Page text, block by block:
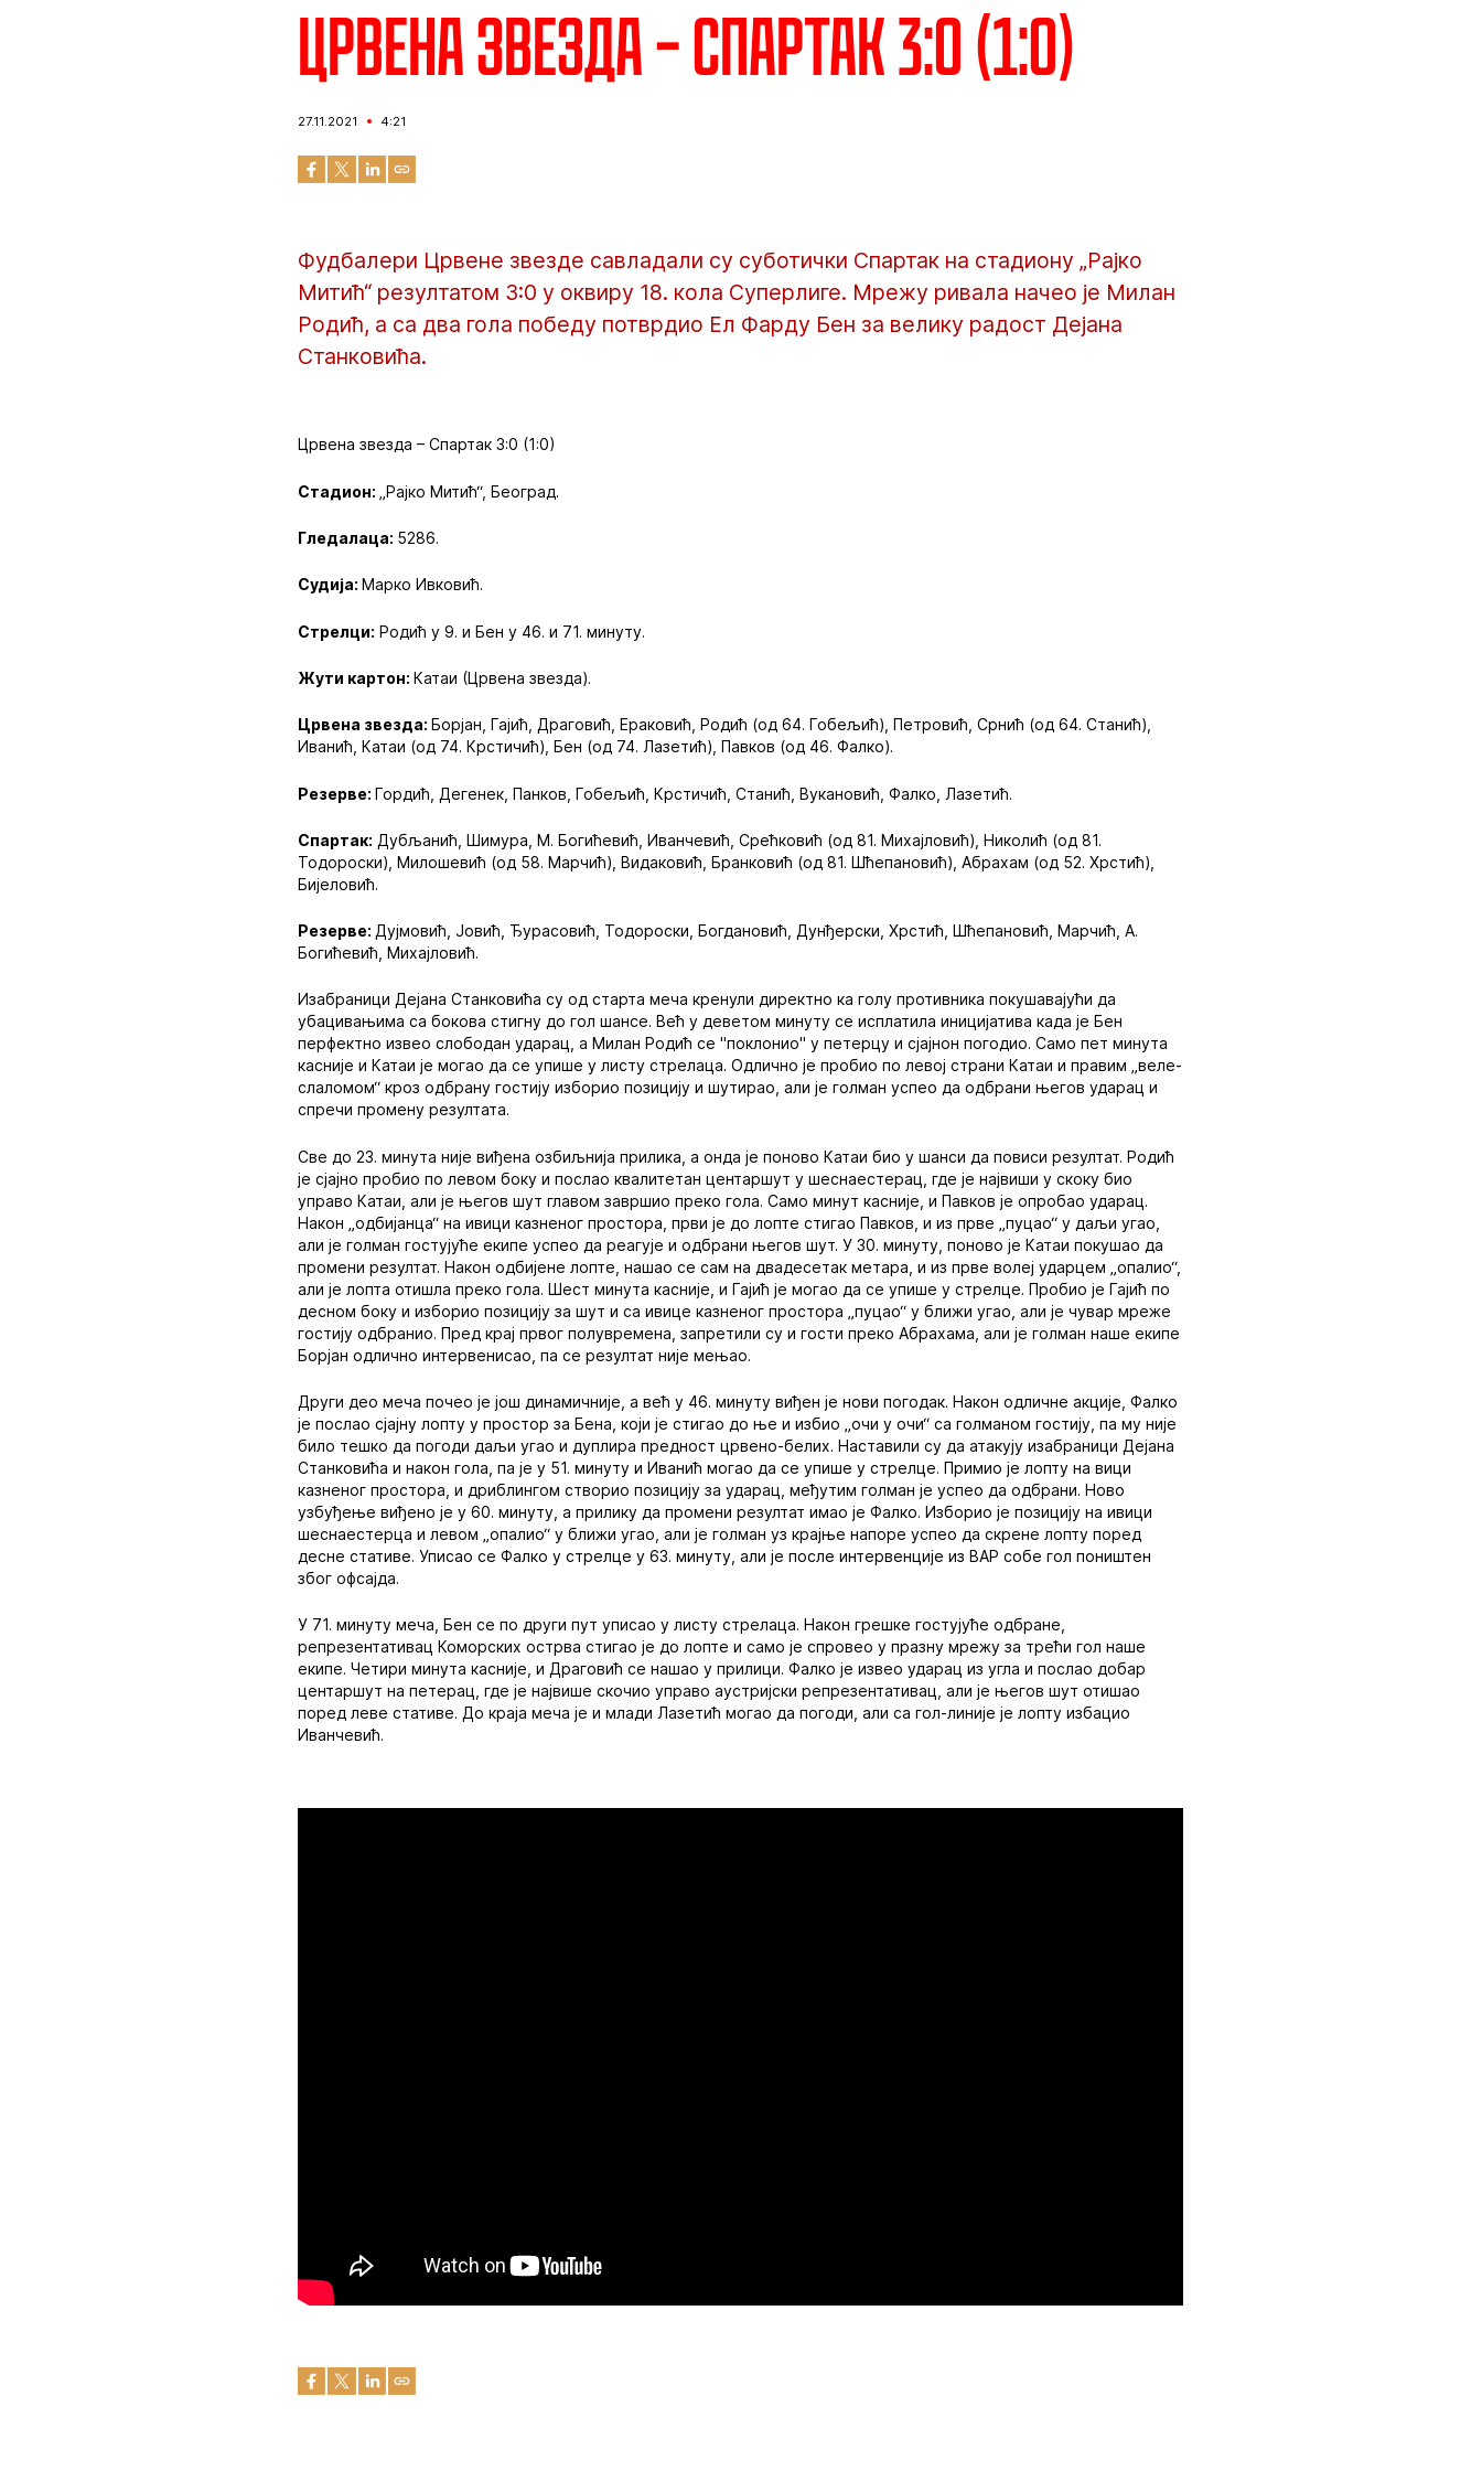
Црвена звезда – Спартак 3:0 (1:0)
27.11.2021 4:21
Фудбалери Црвене звезде савладали су суботички Спартак на стадиону „Рајко
Митић“ резултатом 3:0 у оквиру 18. кола Суперлиге. Мрежу ривала начео је Милан
Родић, а са два гола победу потврдио Ел Фарду Бен за велику радост Дејана
Станковића.
Црвена звезда – Спартак 3:0 (1:0)
Стадион: „Рајко Митић“, Београд.
Гледалаца: 5286.
Судија:Марко Ивковић.
Стрелци: Родић у 9. и Бен у 46. и 71. минуту.
Жути картон:Катаи (Црвена звезда).
Црвена звезда:Борјан, Гајић, Драговић, Ераковић, Родић (од 64. Гобељић), Петровић, Срнић (од 64. Станић),
Иванић, Катаи (од 74. Крстичић), Бен (од 74. Лазетић), Павков (од 46. Фалко).
Резерве:Гордић, Дегенек, Панков, Гобељић, Крстичић, Станић, Вукановић, Фалко, Лазетић.
Спартак: Дубљанић, Шимура, М. Богићевић, Иванчевић, Срећковић (од 81. Михајловић), Николић (од 81.
Тодороски), Милошевић (од 58. Марчић), Видаковић, Бранковић (од 81. Шћепановић), Абрахам (од 52. Хрстић),
Бијеловић.
Резерве: Дујмовић, Јовић, Ђурасовић, Тодороски, Богдановић, Дунђерски, Хрстић, Шћепановић, Марчић, А.
Богићевић, Михајловић.
Изабраници Дејана Станковића су од старта меча кренули директно ка голу противника покушавајући да
убацивањима са бокова стигну до гол шансе. Већ у деветом минуту се исплатила иницијатива када је Бен
перфектно извео слободан ударац, а Милан Родић се "поклонио" у петерцу и сјајнон погодио. Само пет минута
касније и Катаи је могао да се упише у листу стрелаца. Одлично је пробио по левој страни Катаи и правим „веле-
слаломом“ кроз одбрану гостију изборио позицију и шутирао, али је голман успео да одбрани његов ударац и
спречи промену резултата.
Све до 23. минута није виђена озбиљнија прилика, а онда је поново Катаи био у шанси да повиси резултат. Родић
је сјајно пробио по левом боку и послао квалитетан центаршут у шеснаестерац, где је највиши у скоку био
управо Катаи, али је његов шут главом завршио преко гола. Само минут касније, и Павков је опробао ударац.
Након „одбијанца“ на ивици казненог простора, први је до лопте стигао Павков, и из прве „пуцао“ у даљи угао,
али је голман гостујуће екипе успео да реагује и одбрани његов шут. У 30. минуту, поново је Катаи покушао да
промени резултат. Након одбијене лопте, нашао се сам на двадесетак метара, и из прве волеј ударцем „опалио“,
али је лопта отишла преко гола. Шест минута касније, и Гајић је могао да се упише у стрелце. Пробио је Гајић по
десном боку и изборио позицију за шут и са ивице казненог простора „пуцао“ у ближи угао, али је чувар мреже
гостију одбранио. Пред крај првог полувремена, запретили су и гости преко Абрахама, али је голман наше екипе
Борјан одлично интервенисао, па се резултат није мењао.
Други део меча почео је још динамичније, а већ у 46. минуту виђен је нови погодак. Након одличне акције, Фалко
је послао сјајну лопту у простор за Бена, који је стигао до ње и избио „очи у очи“ са голманом гостију, па му није
било тешко да погоди даљи угао и дуплира предност црвено-белих. Наставили су да атакују изабраници Дејана
Станковића и након гола, па је у 51. минуту и Иванић могао да се упише у стрелце. Примио је лопту на вици
казненог простора, и дриблингом створио позицију за ударац, међутим голман је успео да одбрани. Ново
узбуђење виђено је у 60. минуту, а прилику да промени резултат имао је Фалко. Изборио је позицију на ивици
шеснаестерца и левом „опалио“ у ближи угао, али је голман уз крајње напоре успео да скрене лопту поред
десне стативе. Уписао се Фалко у стрелце у 63. минуту, али је после интервенције из ВАР собе гол поништен
због офсајда.
У 71. минуту меча, Бен се по други пут уписао у листу стрелаца. Након грешке гостујуће одбране,
репрезентативац Коморских острва стигао је до лопте и само је спровео у празну мрежу за трећи гол наше
екипе. Четири минута касније, и Драговић се нашао у прилици. Фалко је извео ударац из угла и послао добар
центаршут на петерац, где је највише скочио управо аустријски репрезентативац, али је његов шут отишао
поред леве стативе. До краја меча је и млади Лазетић могао да погоди, али са гол-линије је лопту избацио
Иванчевић.